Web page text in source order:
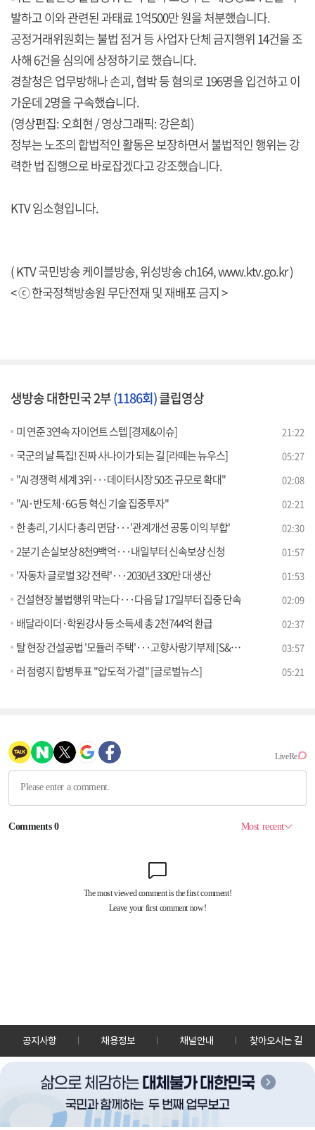
발하고 이와 관련된 과태료 1억500만 원을 처분했습니다.
공정거래위원회는 불법 점거 등 사업자 단체 금지행위 14건을 조
사해 6건을 심의에 상정하기로 했습니다.
경찰청은 업무방해나 손괴, 협박 등 혐의로 196명을 입건하고 이
가운데 2명을 구속했습니다.
(영상편집: 오희현 / 영상그래픽: 강은희)
정부는 노조의 합법적인 활동은 보장하면서 불법적인 행위는 강
력한 법 집행으로 바로잡겠다고 강조했습니다.
KTV 임소형입니다.
( KTV 국민방송 케이블방송, 위성방송 ch164,www.ktv.go.kr)
< ⓒ 한국정책방송원 무단전재 및 재배포 금지 >
생방송 대한민국 2부(1186회)클립영상
미 연준 3연속 자이언트 스텝 [경제&이슈] 21:22
국군의 날 특집! 진짜 사나이가 되는 길 [라떼는 뉴우스] 05:27
"AI 경쟁력 세계 3위···데이터시장 50조 규모로 확대" 02:08
"AI·반도체·6G 등 혁신 기술 집중투자" 02:21
한 총리, 기시다 총리 면담···'관계개선 공통 이익 부합' 02:30
2분기 손실보상 8천9백억···내일부터 신속보상 신청 01:57
'자동차 글로벌 3강 전략'···2030년 330만 대 생산 01:53
건설현장 불법행위 막는다···다음 달 17일부터 집중 단속 02:09
배달라이더·학원강사 등 소득세 총 2천744억 환급 02:37
탈 현장 건설공법 '모듈러 주택'···고향사랑기부제 [S&News] 03:57
러 점령지 합병투표 "압도적 가결" [글로벌뉴스] 05:21
공지사항 채용정보 채널안내 찾아오시는 길
30128 세종특별자치시 정부2청사로 13 한국정책방송원 KTV
TEL: 044-204-8000
Copyrightⓒ KTV 국민방송 All Rights Reserved.
PC버전 앱 다운로드